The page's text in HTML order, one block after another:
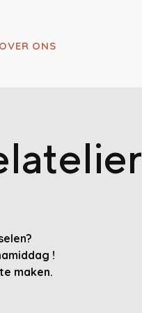
OVER ONS
!
maken.